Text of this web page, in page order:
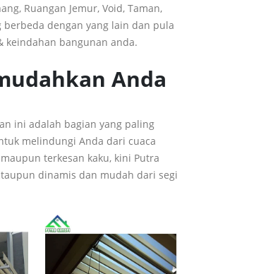
Ruangan Jemur, Void, Taman,
berbeda dengan yang lain dan pula
keindahan bangunan anda.
Anda
ini adalah bagian yang paling
melindungi Anda dari cuaca
terkesan kaku, kini Putra
dinamis dan mudah dari segi